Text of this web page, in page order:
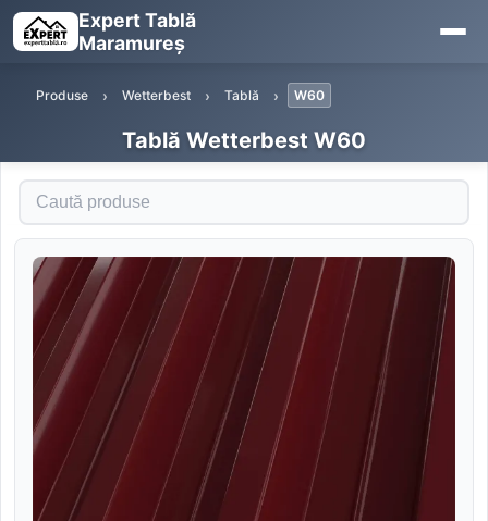
Expert Tablă
Maramureș
Produse Wetterbest Tablă W60
Tablă Wetterbest W60
Caută produse